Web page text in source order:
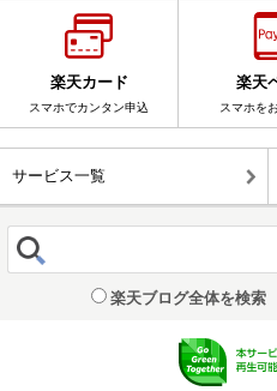
楽天カード
スマホでカンタン申込
楽天
スマホを
サービス一覧
楽天ブログ全体を検索